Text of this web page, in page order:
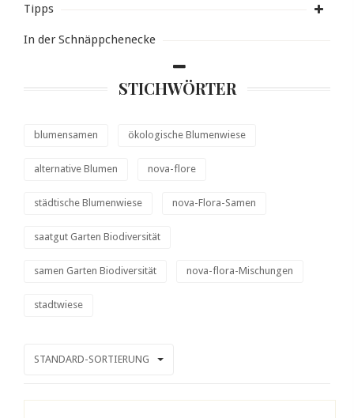
Tipps
In der Schnäppchenecke
STICHWÖRTER
blumensamen ökologische Blumenwiese
alternative Blumen nova-flore
städtische Blumenwiese nova-Flora-Samen
saatgut Garten Biodiversität
samen Garten Biodiversität nova-flora-Mischungen
stadtwiese
STANDARD-SORTIERUNG